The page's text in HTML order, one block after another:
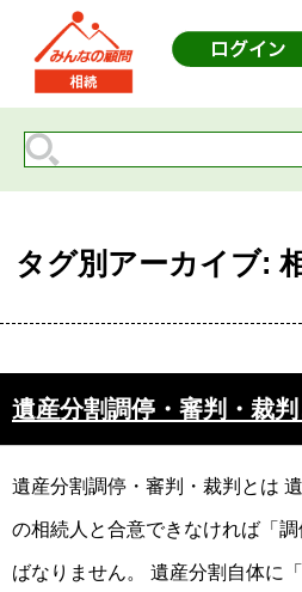
タグ別アーカイブ:
遺産分割調停・審判・裁
遺産分割調停・審判・裁判とは
の相続人と合意できなければ「
ばなりません。 遺産分割自体に